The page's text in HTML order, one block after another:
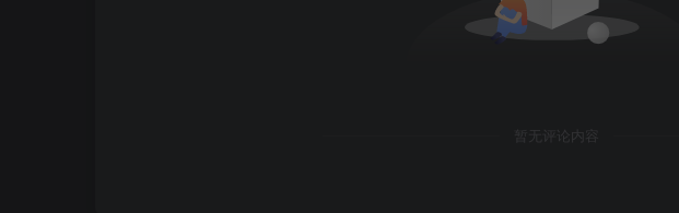
暂无评论内容